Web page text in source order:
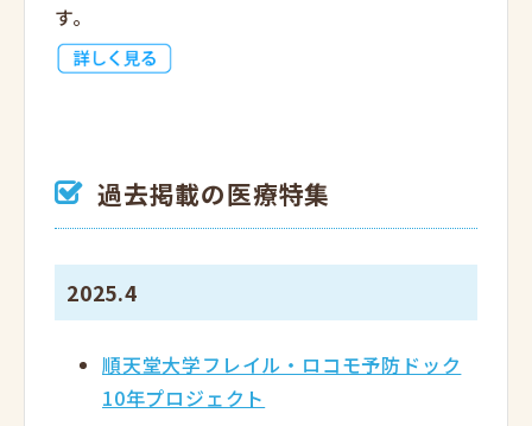
す。
過去掲載の医療特集
2025.4
順天堂大学フレイル・ロコモ予防ドック
10年プロジェクト